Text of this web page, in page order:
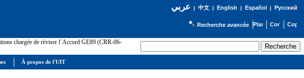
عربي| 中文| English | Español | Русский
Recherche avancée
chargée de réviser l´Accord GE89 (CRR-06-
À propos de l'UIT